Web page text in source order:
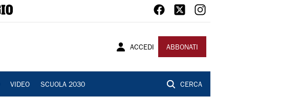
ACCEDI ABBONATI
VIDEO SCUOLA 2030 CERCA